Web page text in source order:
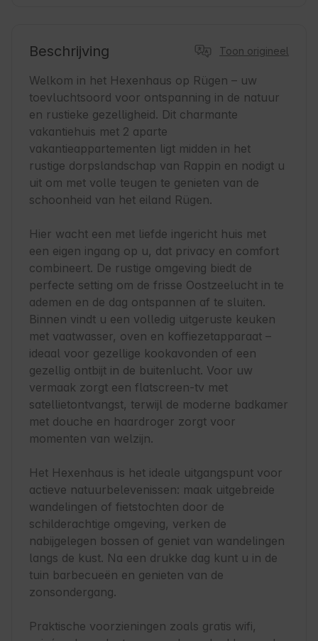
Beschrijving Toon origineel
Welkom in het Hexenhaus op Rügen – uw
toevluchtsoord voor ontspanning in de natuur
en rustieke gezelligheid. Dit charmante
vakantiehuis met 2 aparte
vakantieappartementen ligt midden in het
rustige dorpslandschap van Rappin en nodigt u
uit om met volle teugen te genieten van de
schoonheid van het eiland Rügen.
Hier wacht een met liefde ingericht huis met
een eigen ingang op u, dat privacy en comfort
combineert. De rustige omgeving biedt de
perfecte setting om de frisse Oostzeelucht in te
ademen en de dag ontspannen af te sluiten.
Binnen vindt u een volledig uitgeruste keuken
met vaatwasser, oven en koffiezetapparaat –
ideaal voor gezellige kookavonden of een
gezellig ontbijt in de buitenlucht. Voor uw
vermaak zorgt een flatscreen-tv met
satellietontvangst, terwijl de moderne badkamer
met douche en haardroger zorgt voor
momenten van welzijn.
Het Hexenhaus is het ideale uitgangspunt voor
actieve natuurbelevenissen: maak uitgebreide
wandelingen of fietstochten door de
schilderachtige omgeving, verken de
nabijgelegen bossen of geniet van wandelingen
langs de kust. Na een drukke dag kunt u in de
tuin barbecueën en genieten van de
zonsondergang.
Praktische voorzieningen zoals gratis wifi,